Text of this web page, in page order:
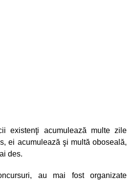
existenţi acumulează multe zile
ei acumulează şi multă oboseală,
des.
au mai fost organizate